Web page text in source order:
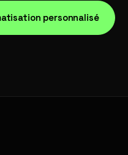
personnalisé